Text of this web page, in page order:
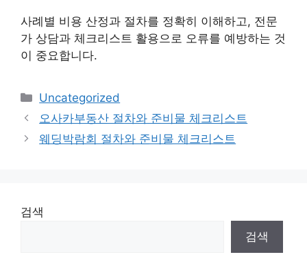
사례별 비용 산정과 절차를 정확히 이해하고, 전문
가 상담과 체크리스트 활용으로 오류를 예방하는 것
이 중요합니다.
카
테
리
Uncategorized
오사카부동산 절차와 준비물 체크리스트
웨딩박람회 절차와 준비물 체크리스트
검색
검색